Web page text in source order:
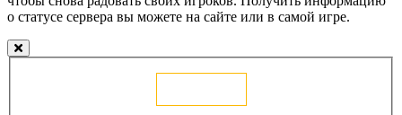
о статусе сервера вы можете на сайте или в самой игре.